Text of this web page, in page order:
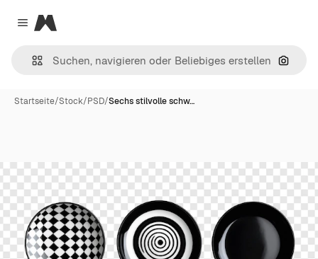
Close menu
Magnific
Nach
Startseite/Stock/PSD/Sechs stilvolle schw…